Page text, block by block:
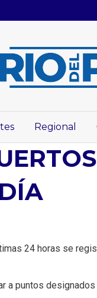
Regional
24 horas se
puntos